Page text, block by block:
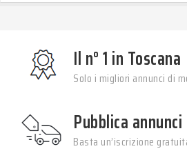
Il n° 1 in Toscana
Solo i migliori annunci di
Pubblica annunci
Basta un’iscrizione